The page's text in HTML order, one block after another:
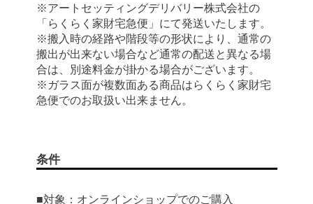
※アートセッティングデリバリー株式会社の
「らくらく家財宅急便」にて発送いたします。
※搬入時の経路や階段等の形状により、通常の
搬出が出来ない場合など通常の配送と異なる場
合は、別途料金が掛かる場合がございます。
※ガラス面が複数面ある商品はらくらく家財宅
急便でのお取扱い出来ません。
条件
■対象：オンラインショップでのご購入